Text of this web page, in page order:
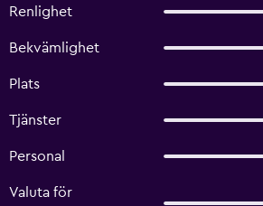
Renlighet
Bekvämlighet
Plats
Tjänster
Personal
Valuta för